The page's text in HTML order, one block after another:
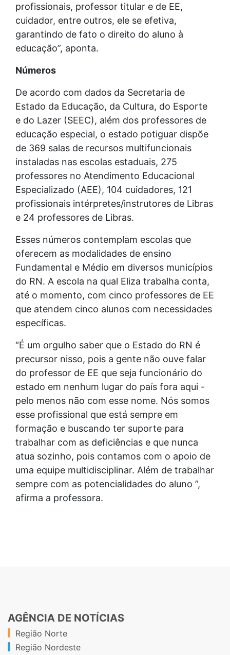
profissionais, professor titular e de EE,
cuidador, entre outros, ele se efetiva,
garantindo de fato o direito do aluno à
educação”, aponta.
Números
De acordo com dados da Secretaria de
Estado da Educação, da Cultura, do Esporte
e do Lazer (SEEC), além dos professores de
educação especial, o estado potiguar dispõe
de 369 salas de recursos multifuncionais
instaladas nas escolas estaduais, 275
professores no Atendimento Educacional
Especializado (AEE), 104 cuidadores, 121
profissionais intérpretes/instrutores de Libras
e 24 professores de Libras.
Esses números contemplam escolas que
oferecem as modalidades de ensino
Fundamental e Médio em diversos municípios
do RN. A escola na qual Eliza trabalha conta,
até o momento, com cinco professores de EE
que atendem cinco alunos com necessidades
específicas.
“É um orgulho saber que o Estado do RN é
precursor nisso, pois a gente não ouve falar
do professor de EE que seja funcionário do
estado em nenhum lugar do país fora aqui -
pelo menos não com esse nome. Nós somos
esse profissional que está sempre em
formação e buscando ter suporte para
trabalhar com as deficiências e que nunca
atua sozinho, pois contamos com o apoio de
uma equipe multidisciplinar. Além de trabalhar
sempre com as potencialidades do aluno ”,
afirma a professora.
AGÊNCIA DE NOTÍCIAS
Região Norte
Região Nordeste